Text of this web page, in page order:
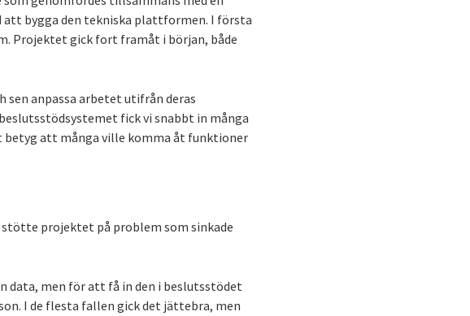
att bygga den tekniska plattformen. I första
Projektet gick fort framåt i början, både
anpassa arbetet utifrån deras
fick vi snabbt in många
att många ville komma åt funktioner
projektet på problem som sinkade
data, men för att få in den i beslutsstödet
I de flesta fallen gick det jättebra, men